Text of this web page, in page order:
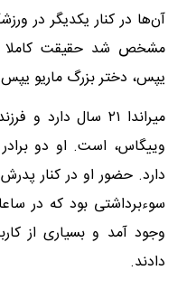
آن‌ها در کنار یکدیگر در
مشخص شد حقیقت کاملا
یپس، دختر بزرگ ماریو
میراندا ۲۱ سال
وییگاس، است. او دو برادر
دارد. حضور او در کنار
سوءبرداشتی بود که در
وجود آمد و بسیاری از
دادند.